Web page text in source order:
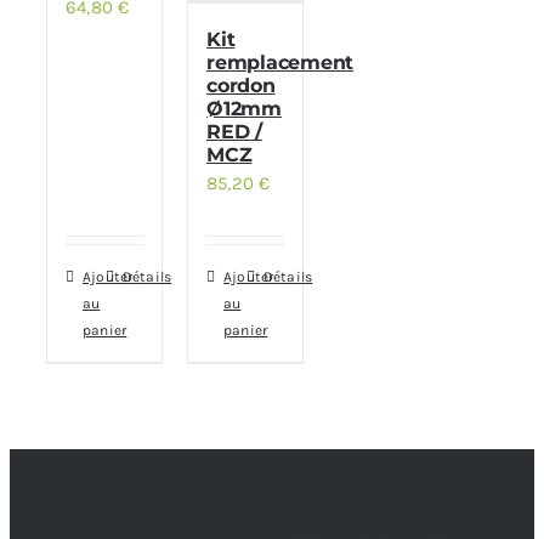
64,80€
Ajouter
au
panier
Détails
Kit
remplacement
cordon
Ø12mm
RED /
MCZ
85,20€
Ajouter
au
panier
Détails